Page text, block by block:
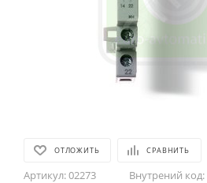
ОТЛОЖИТЬ СРАВНИТЬ
Артикул:02273 Внутрений код: